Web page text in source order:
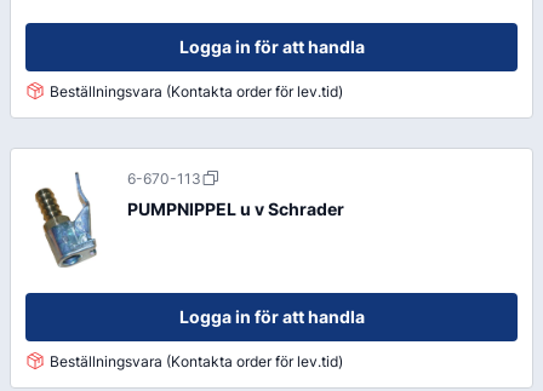
Logga in för att handla
Beställningsvara (Kontakta order för lev.tid)
6-670-113
PUMPNIPPEL u v Schrader
Logga in för att handla
Beställningsvara (Kontakta order för lev.tid)